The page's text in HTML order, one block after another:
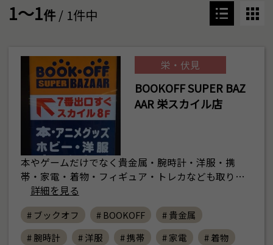
1～1件/ 1件中
栄・伏見
BOOKOFF SUPER BAZ
AAR 栄スカイル店
本やゲームだけでなく貴金属・腕時計・洋服・携
帯・家電・着物・フィギュア・トレカなども取り…
詳細を見る
# ブックオフ # BOOKOFF
# 貴金属
# 腕時計
# 洋服 # 携帯 # 家電
# 着物